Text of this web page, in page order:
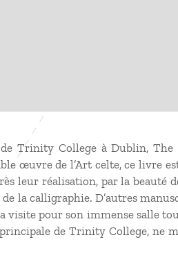
Trinity College à Dublin,
œuvre de l’Art celte, ce livre
leur réalisation, par la beauté
la calligraphie. D’autres
pour son immense salle
de Trinity College, ne